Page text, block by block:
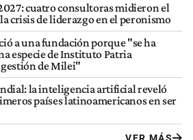
cuatro consultoras midieron el
crisis de liderazgo en el peronismo
a una fundación porque "se ha
especie de Instituto Patria
de Milei"
la inteligencia artificial reveló
países latinoamericanos en ser